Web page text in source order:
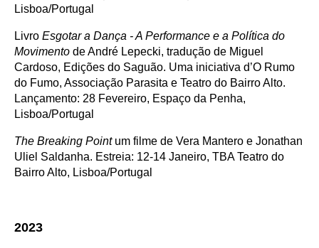
Lisboa/Portugal
Livro Esgotar a Dança - A Performance e a Política do
Movimento de André Lepecki, tradução de Miguel
Cardoso, Edições do Saguão. Uma iniciativa d’O Rumo
do Fumo, Associação Parasita e Teatro do Bairro Alto.
Lançamento: 28 Fevereiro, Espaço da Penha,
Lisboa/Portugal
The Breaking Pointum filme de Vera Mantero e Jonathan
Uliel Saldanha. Estreia: 12-14 Janeiro, TBA Teatro do
Bairro Alto, Lisboa/Portugal
2023